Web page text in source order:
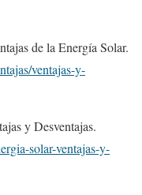
de la Energía Solar.
ventajas-y-
y Desventajas.
solar-ventajas-y-